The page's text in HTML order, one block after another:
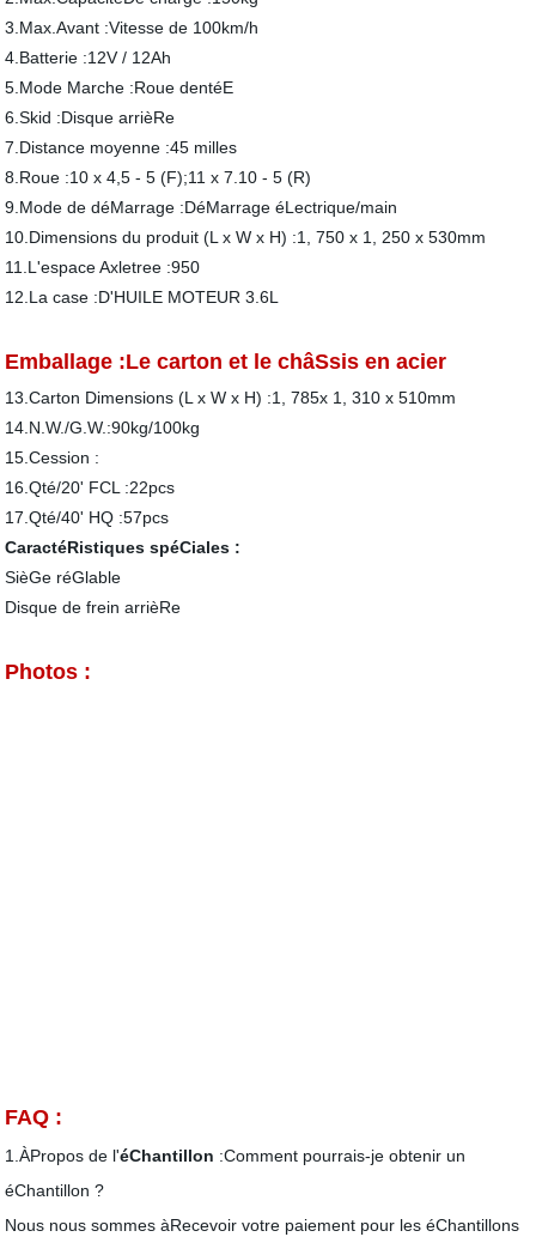
3.Max.Avant :Vitesse de 100km/h
4.Batterie :12V / 12Ah
5.Mode Marche :Roue dentéE
6.Skid :Disque arrièRe
7.Distance moyenne :45 milles
8.Roue :10 x 4,5 - 5 (F);11 x 7.10 - 5 (R)
9.Mode de déMarrage :DéMarrage éLectrique/main
10.Dimensions du produit (L x W x H) :1, 750 x 1, 250 x 530mm
11.L'espace Axletree :950
12.La case :D'HUILE MOTEUR 3.6L
Emballage :Le carton et le châSsis en acier
13.Carton Dimensions (L x W x H) :1, 785x 1, 310 x 510mm
14.N.W./G.W.:90kg/100kg
15.Cession :
16.Qté/20' FCL :22pcs
17.Qté/40' HQ :57pcs
CaractéRistiques spéCiales :
SièGe réGlable
Disque de frein arrièRe
Photos :
FAQ :
1.ÀPropos de l'éChantillon :Comment pourrais-je obtenir un
éChantillon ?
Nous nous sommes àRecevoir votre paiement pour les éChantillons